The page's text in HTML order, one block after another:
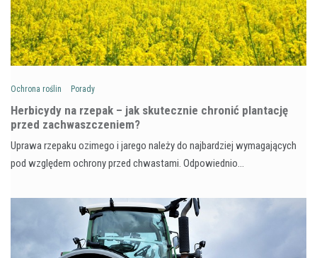
Ochrona roślin Porady
Herbicydy na rzepak – jak skutecznie chronić plantację
przed zachwaszczeniem?
Uprawa rzepaku ozimego i jarego należy do najbardziej wymagających
pod względem ochrony przed chwastami. Odpowiednio…